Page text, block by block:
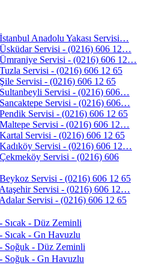
Anadolu Yakası Servisi…
Servisi - (0216) 606 12…
Servisi - (0216) 606 12…
Servisi - (0216) 606 12 65
Servisi - (0216) 606 12 65
Servisi - (0216) 606…
Servisi - (0216) 606…
Servisi - (0216) 606 12 65
Servisi - (0216) 606 12…
Servisi - (0216) 606 12 65
Servisi - (0216) 606 12…
Servisi - (0216) 606
Servisi - (0216) 606 12 65
Servisi - (0216) 606 12…
Servisi - (0216) 606 12 65
Sıcak - Düz Zeminli
Sıcak - Gn Havuzlu
Soğuk - Düz Zeminli
Soğuk - Gn Havuzlu